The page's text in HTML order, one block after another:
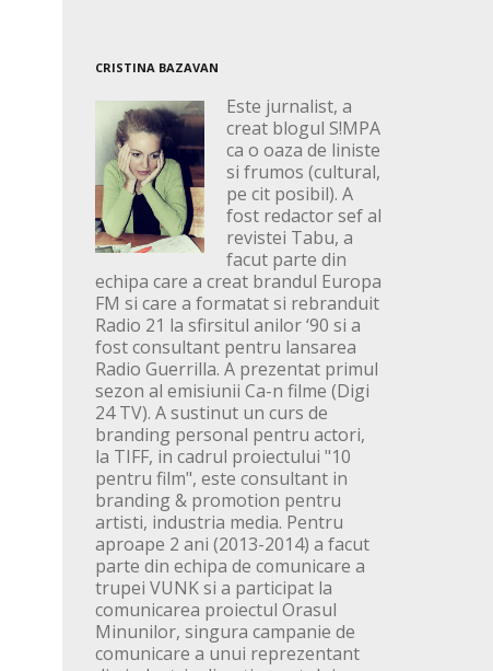
CRISTINA BAZAVAN
Este jurnalist, a
creat blogul S!MPA
ca o oaza de liniste
si frumos (cultural,
pe cit posibil). A
fost redactor sef al
revistei Tabu, a
facut parte din
echipa care a creat brandul Europa
FM si care a formatat si rebranduit
Radio 21 la sfirsitul anilor ‘90 si a
fost consultant pentru lansarea
Radio Guerrilla. A prezentat primul
sezon al emisiunii Ca-n filme (Digi
24 TV). A sustinut un curs de
branding personal pentru actori,
la TIFF, in cadrul proiectului "10
pentru film", este consultant in
branding & promotion pentru
artisti, industria media. Pentru
aproape 2 ani (2013-2014) a facut
parte din echipa de comunicare a
trupei VUNK si a participat la
comunicarea proiectul Orasul
Minunilor, singura campanie de
comunicare a unui reprezentant